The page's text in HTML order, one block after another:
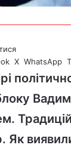
X WhatsApp
Вадим
Як